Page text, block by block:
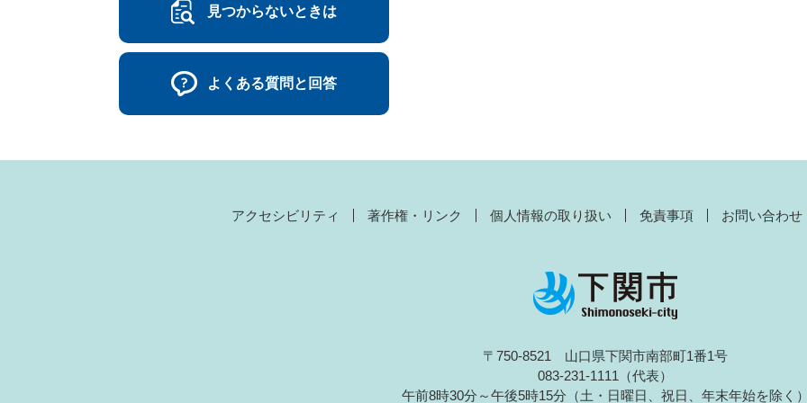
見つからないときは
よくある質問と回答
アクセシビリティ 著作権・リンク 個人情報の取り扱い 免責事項 お問い合わせ
〒750-8521 山口県下関市南部町1番1号
083-231-1111（代表）
午前8時30分～午後5時15分（土・日曜日、祝日、年末年始を除く）